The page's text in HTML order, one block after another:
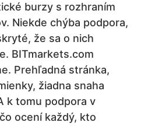
burzy s rozhraním
Niekde chýba podpora,
že sa o nich
BITmarkets.com
Prehľadná stránka,
žiadna snaha
k tomu podpora v
ocení každý, kto